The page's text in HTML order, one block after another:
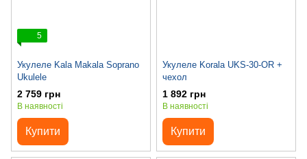
5
Укулеле Kala Makala Soprano
Ukulele
2 759 грн
В наявності
Купити
Укулеле Korala UKS-30-OR +
чехол
1 892 грн
В наявності
Купити